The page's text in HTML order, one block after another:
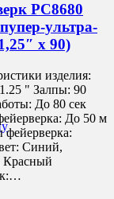
РС8680
ультра-
х 90)
изделия:
" Залпы: 90
До 80 сек
До 50 м
Синий,
Красный